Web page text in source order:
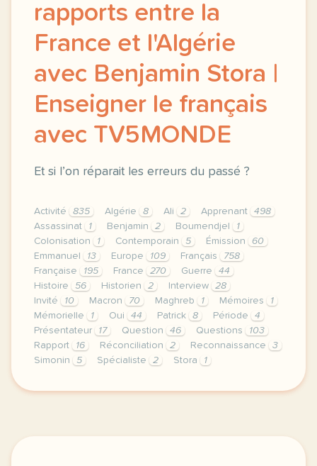
rapports entre la
France et l'Algérie
avec Benjamin Stora |
Enseigner le français
avec TV5MONDE
Et si l’on réparait les erreurs du passé ?
Activité 835 Algérie 8 Ali 2 Apprenant
498
Assassinat
1 Benjamin 2 Boumendjel
1
Colonisation
1 Contemporain 5 Émission
60
Emmanuel
13 Europe 109 Français
758
Française
195 France 270 Guerre
44
Histoire
56 Historien 2 Interview
28
Invité
10 Macron 70 Maghreb 1 Mémoires
1
Mémorielle
1 Oui 44 Patrick 8 Période
4
Présentateur
17 Question 46 Questions
103
Rapport
16 Réconciliation 2 Reconnaissance
3
Simonin
5 Spécialiste 2 Stora 1
le respect de votre vie privee est une priorite